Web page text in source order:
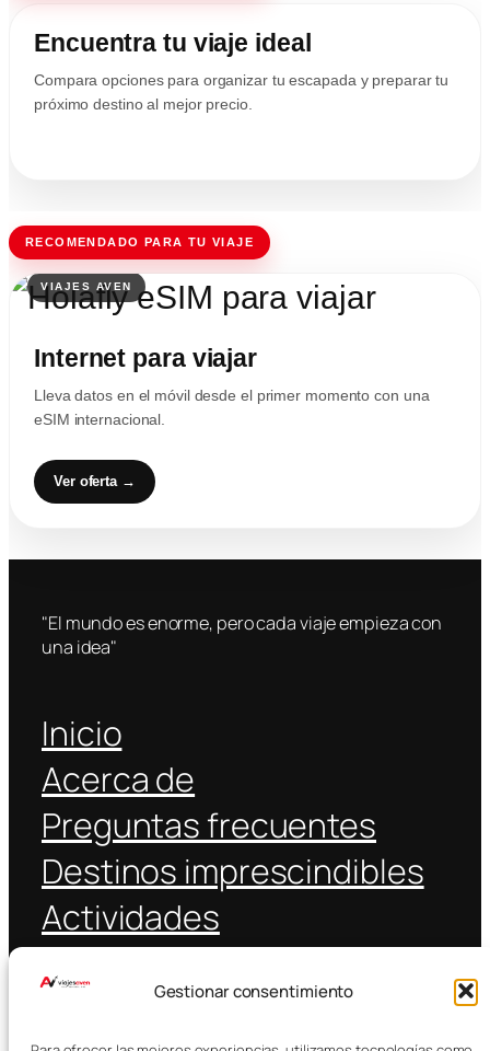
Gestionar consentimiento
Encuentra tu viaje ideal
Compara opciones para organizar tu escapada y preparar tu
próximo destino al mejor precio.
RECOMENDADO PARA TU VIAJE
Internet para viajar
Lleva datos en el móvil desde el primer momento con una
eSIM internacional.
Ver oferta →
"El mundo es enorme, pero cada viaje empieza con
una idea"
Inicio
Acerca de
Preguntas frecuentes
Destinos imprescindibles
Actividades
Coche alquiler
Transporte público